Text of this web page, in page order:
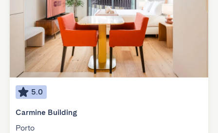
5.0
Carmine Building
Porto